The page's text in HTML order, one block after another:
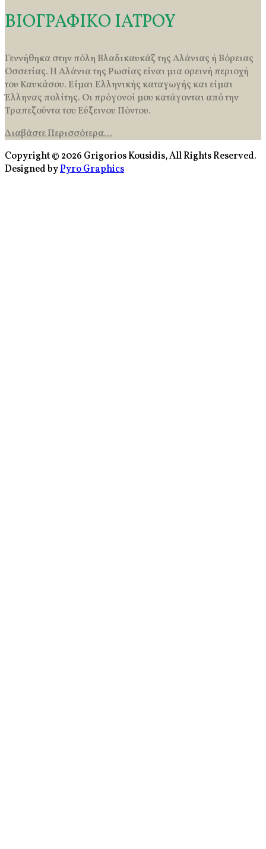
ΒΙΟΓΡΑΦΙΚΟ ΙΑΤΡΟΥ
Γεννήθηκα στην πόλη Βλαδικαυκάζ της Αλάνιας ή Βόρειας
Οσσετίας. Η Αλάνια της Ρωσίας είναι μια ορεινή περιοχή
του Καυκάσου. Είμαι Ελληνικής καταγωγής και είμαι
Έλληνας πολίτης. Οι πρόγονοί μου κατάγονται από την
Τραπεζούντα του Εύξεινου Πόντου.
Διαβάστε Περισσότερα...
Copyright © 2026 Grigorios Kousidis, All Rights Reserved.
Designed byPyro Graphics